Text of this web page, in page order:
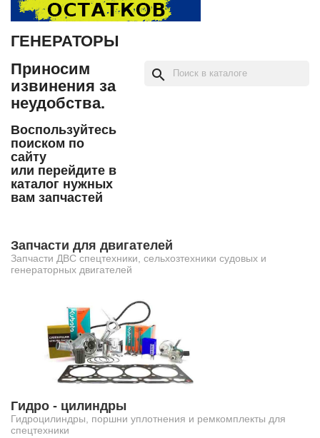
ГЕНЕРАТОРЫ
Приносим
извинения за
неудобства.
Воспользуйтесь
поиском по
сайту
или перейдите в
каталог нужных
вам запчастей
search
Запчасти для двигателей
Запчасти ДВС спецтехники, сельхозтехники судовых и
генераторных двигателей
Гидро - цилиндры
Гидроцилиндры, поршни уплотнения и ремкомплекты для
спецтехники